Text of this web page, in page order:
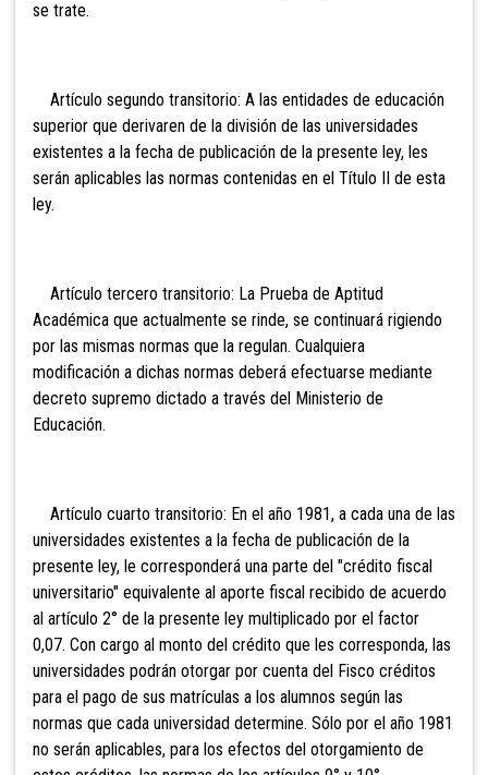
se trate.
Artículo segundo transitorio: A las entidades de educación
superior que derivaren de la división de las universidades
existentes a la fecha de publicación de la presente ley, les
serán aplicables las normas contenidas en el Título II de esta
ley.
Artículo tercero transitorio: La Prueba de Aptitud
Académica que actualmente se rinde, se continuará rigiendo
por las mismas normas que la regulan. Cualquiera
modificación a dichas normas deberá efectuarse mediante
decreto supremo dictado a través del Ministerio de
Educación.
Artículo cuarto transitorio: En el año 1981, a cada una de las
universidades existentes a la fecha de publicación de la
presente ley, le corresponderá una parte del "crédito fiscal
universitario" equivalente al aporte fiscal recibido de acuerdo
al artículo 2° de la presente ley multiplicado por el factor
0,07. Con cargo al monto del crédito que les corresponda, las
universidades podrán otorgar por cuenta del Fisco créditos
para el pago de sus matrículas a los alumnos según las
normas que cada universidad determine. Sólo por el año 1981
no serán aplicables, para los efectos del otorgamiento de